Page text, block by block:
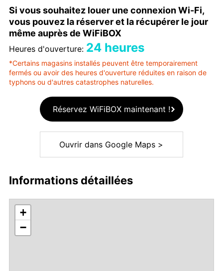
Si vous souhaitez louer une connexion Wi-Fi,
vous pouvez la réserver et la récupérer le jour
même auprès de WiFiBOX
Heures d'ouverture: 24 heures
*Certains magasins installés peuvent être temporairement
fermés ou avoir des heures d'ouverture réduites en raison de
typhons ou d'autres catastrophes naturelles.
Réservez WiFiBOX maintenant !
Ouvrir dans Google Maps >
Informations détaillées
+
−